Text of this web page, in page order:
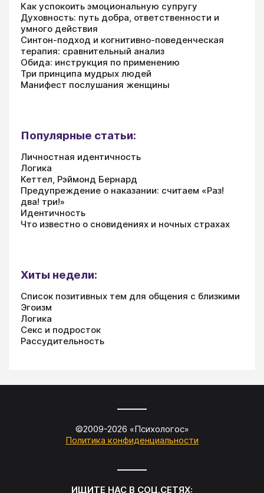
Как успокоить эмоциональную супругу
Духовность: путь добра, ответственности и
умного действия
Синтон-подход и когнитивно-поведенческая
терапия: сравнительный анализ
Обида: инструкция по применению
Три принципа мудрых людей
Манифест послушания женщины
Популярные статьи:
Личностная идентичность
Логика
Кеттел, Рэймонд Бернард
Предупреждение о наказании: считаем «Раз!
два! три!»
Идентичность
Что известно о сновидениях и ночных страхах
Хиты недели:
Список позитивных тем для общения с близкими
Эгоизм
Логика
Секс и подросток
Рассудительность
©2009-2026 «Психологос»
Политика конфиденциальности
ИЩИТЕ НАС В СОЦ.СЕТЯХ: